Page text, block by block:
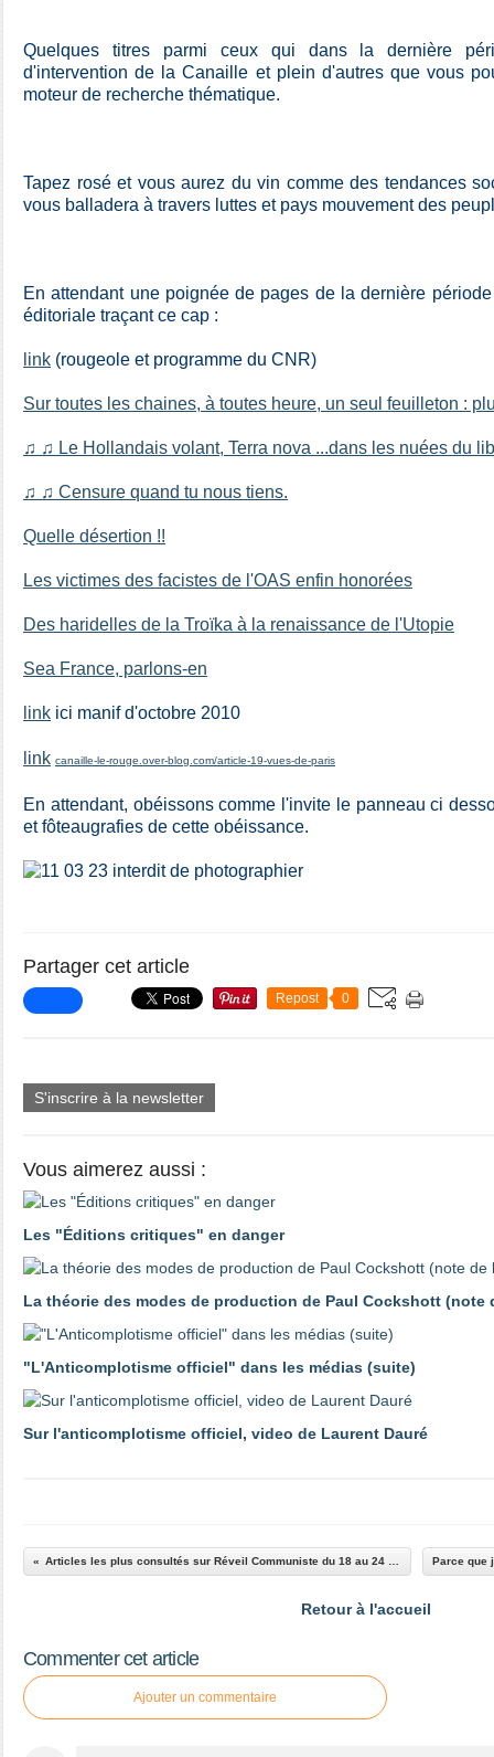
Quelques titres parmi ceux qui dans la dernière
d'intervention de la Canaille et plein d'autres que vous
moteur de recherche thématique.
Tapez rosé et vous aurez du vin comme des tendances
vous balladera à travers luttes et pays mouvement des
En attendant une poignée de pages de la dernière
éditoriale traçant ce cap :
link (rougeole et programme du CNR)
Sur toutes les chaines, à toutes heure, un seul feuilleton :
♫ ♫ Le Hollandais volant, Terra nova ...dans les nuées du
♫ ♫ Censure quand tu nous tiens.
Quelle désertion !!
Les victimes des facistes de l'OAS enfin honorées
Des haridelles de la Troïka à la renaissance de l'Utopie
Sea France, parlons-en
link ici manif d'octobre 2010
link canaille-le-rouge.over-blog.com/article-19-vues-de-paris
En attendant, obéissons comme l'invite le panneau ci
et fôteaugrafies de cette obéissance.
Partager cet article
Repost 0
S'inscrire à la newsletter
Vous aimerez aussi :
Les "Éditions critiques" en danger
La théorie des modes de production de Paul Cockshott (note
"L'Anticomplotisme officiel" dans les médias (suite)
Sur l'anticomplotisme officiel, video de Laurent Dauré
Retour à l'accueil
Commenter cet article
Ajouter un commentaire